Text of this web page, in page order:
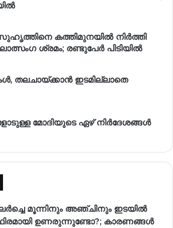
കത്തിമുനയിൽ നിർത്തി
ശ്രമം; രണ്ടുപേർ പിടിയിൽ
തലചായ്ക്കാൻ ഇടമില്ലാതെ
മോദിയുടെ ഏഴ് നിര്‍ദേശങ്ങള്‍
മൂന്നിനും അഞ്ചിനും ഇടയിൽ
ഉണരുന്നുണ്ടോ?; കാരണങ്ങള്‍